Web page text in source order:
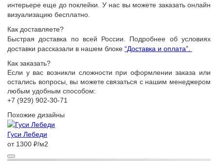
интерьере еще до поклейки. У нас вы можете заказать онлайн
визуализацию бесплатно.
Как доставляете?
Быстрая доставка по всей России. Подробнее об условиях
доставки рассказали в нашем блоке “Доставка и оплата”.
Как заказать?
Если у вас возникли сложности при оформлении заказа или
остались вопросы, вы можете связаться с нашим менеджером
любым удобным способом:
+7 (929) 902-30-71
Похожие дизайны
Гуси Лебеди
от 1300 ₽/м2